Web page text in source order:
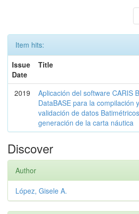
Item hits:
Issue
Date
Title
2019
Aplicación del software CARIS
DataBASE para la compilación y
validación de datos
generación de la carta náutica
Discover
Author
López, Gisele A.